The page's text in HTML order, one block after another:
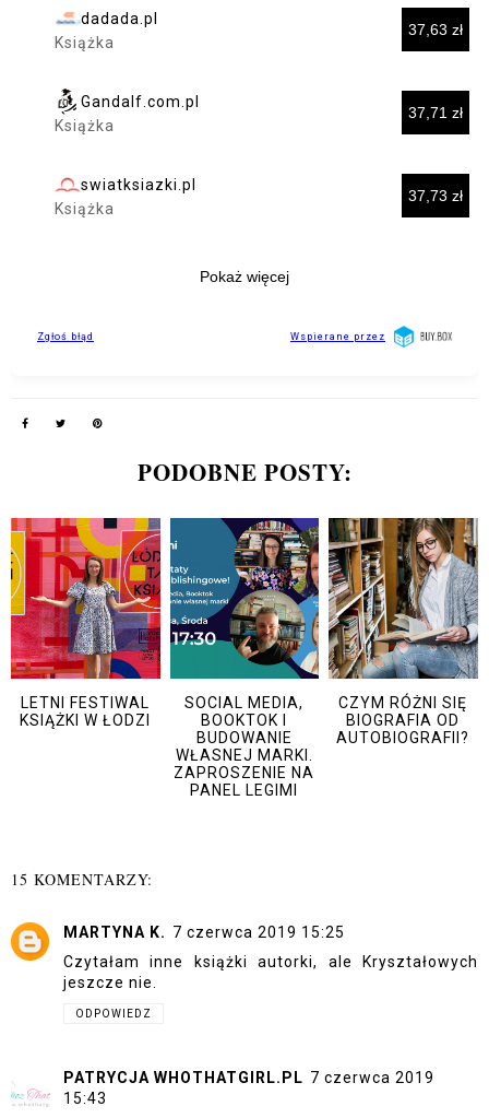
PODOBNE POSTY:
LETNI FESTIWAL
KSIĄŻKI W ŁODZI
SOCIAL MEDIA,
BOOKTOK I
BUDOWANIE
WŁASNEJ MARKI.
ZAPROSZENIE NA
PANEL LEGIMI
CZYM RÓŻNI SIĘ
BIOGRAFIA OD
AUTOBIOGRAFII?
15 KOMENTARZY:
MARTYNA K. 7 czerwca 2019 15:25
Czytałam inne książki autorki, ale Kryształowych
jeszcze nie.
ODPOWIEDZ
PATRYCJA WHOTHATGIRL.PL 7 czerwca 2019
15:43